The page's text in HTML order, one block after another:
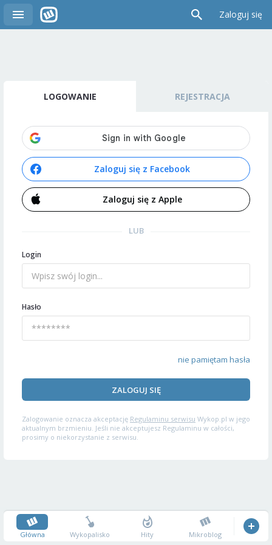
Zaloguj się
LOGOWANIE REJESTRACJA
Zaloguj się z Facebook
Zaloguj się z Apple
LUB
Login
Hasło
nie pamiętam hasła
ZALOGUJ SIĘ
Zalogowanie oznacza akceptację Regulaminu serwisu Wykop.pl w jego
aktualnym brzmieniu. Jeśli nie akceptujesz Regulaminu w całości,
prosimy o niekorzystanie z serwisu.
Główna Wykopalisko Hity Mikroblog